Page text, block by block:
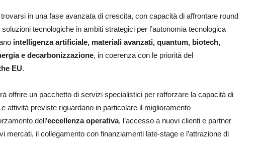
in una fase avanzata di crescita, con capacità di affrontare round
tecnologiche in ambiti strategici per l’autonomia tecnologica
intelligenza artificiale, materiali avanzati, quantum, biotech,
e decarbonizzazione, in coerenza con le priorità del
EU.
offrire un pacchetto di servizi specialistici per rafforzare la capacità di
attività previste riguardano in particolare il miglioramento
dell’eccellenza operativa, l’accesso a nuovi clienti e partner
mercati, il collegamento con finanziamenti late-stage e l’attrazione di